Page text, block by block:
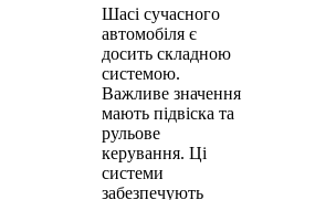
Шасі сучасного
автомобіля є
досить складною
системою.
Важливе значення
мають підвіска та
рульове
керування. Ці
системи
забезпечують